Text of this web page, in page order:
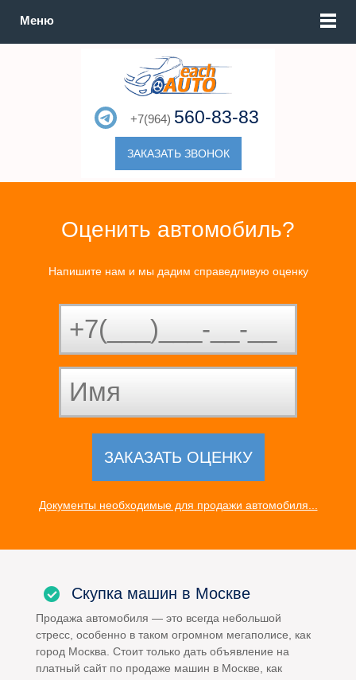
+7(964) 560-83-83
ЗАКАЗАТЬ ЗВОНОК
Меню
Оценить автомобиль?
Напишите нам и мы дадим справедливую оценку
Документы необходимые для продажи автомобиля...
Скупка машин в Москве
Продажа автомобиля — это всегда небольшой
стресс, особенно в таком огромном мегаполисе, как
город Москва. Стоит только дать объявление на
платный сайт по продаже машин в Москве, как